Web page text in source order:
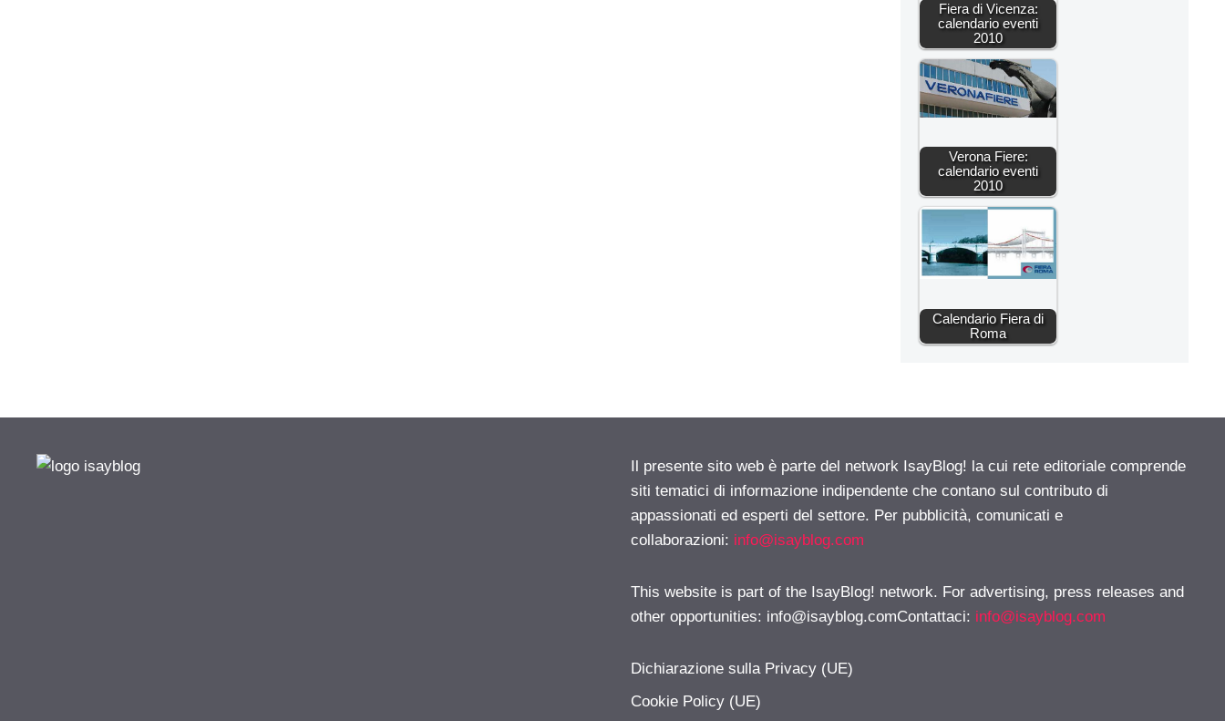
Fiera di Vicenza:
calendario eventi
2010
Verona Fiere:
calendario eventi
2010
Calendario Fiera di
Roma
Il presente sito web è parte del network IsayBlog! la cui rete editoriale comprende
siti tematici di informazione indipendente che contano sul contributo di
appassionati ed esperti del settore. Per pubblicità, comunicati e
collaborazioni: info@isayblog.com
This website is part of the IsayBlog! network. For advertising, press releases and
other opportunities: info@isayblog.comContattaci: info@isayblog.com
Dichiarazione sulla Privacy (UE)
Cookie Policy (UE)